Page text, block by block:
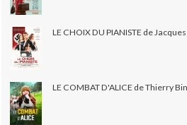
LE CHOIX DU PIANISTE de
LE COMBAT D'ALICE de Thierry